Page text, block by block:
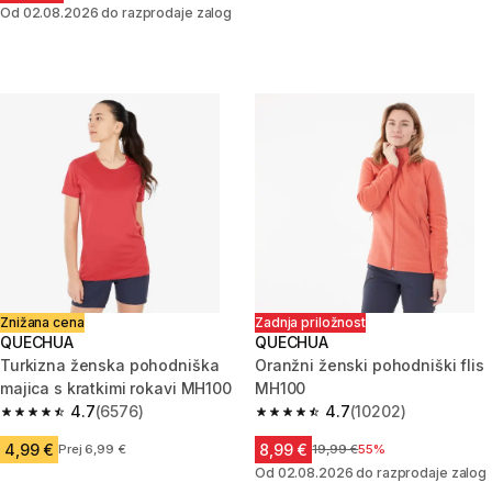
Od 02.08.2026 do razprodaje zalog
Znižana cena
QUECHUA
Turkizna ženska pohodniška
majica s kratkimi rokavi MH100
4.7
4.7 od 5 zvezdic from 6576 ocene
(6576)
4,99 € Prej 6,99 €
Zadnja priložnost
QUECHUA
Oranžni ženski pohodniški flis
MH100
4.7
4.7 od 5 zvezdic from 10202
(10202)
8,99 € Cena pred znižanjem
19,99 €55%
Od 02.08.2026 do razprodaje zalog